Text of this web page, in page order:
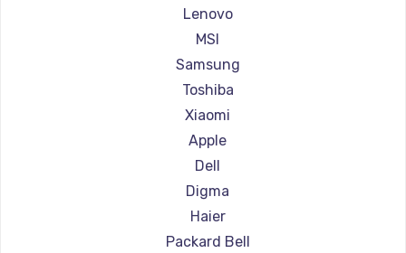
Ремонт ноутбуков Epson
Ремонт ноутбуков Philips
Ремонт ноутбуков LG
Ремонт ноутбуков Panasonic
Ремонт ноутбуков Irbis
Ремонт ноутбуков Thunderobot
Ремонт ноутбуков Hasee
Ремонт ноутбуков ZTE
Ремонт ноутбуков Hiper
Ремонт ноутбуков Evga
Lenovo
MSI
Samsung
Toshiba
Xiaomi
Apple
Dell
Digma
Haier
Packard Bell